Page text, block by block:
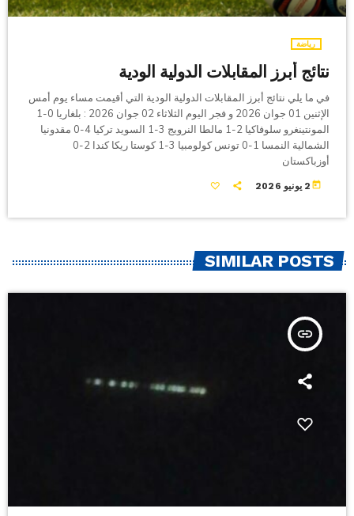
رياضة
نتائج أبرز المقابلات الدولية الودية
في ما يلي نتائج أبرز المقابلات الدولية الودية التي أقيمت مساء يوم أمس
الإثنين 01 جوان 2026 و فجر اليوم الثلاثاء 02 جوان 2026 : بلغاريا 0-1
المونتينغرو سلوفاكيا 2-1 مالطا النرويج 3-1 السويد تركيا 4-0 مقدونيا
الشمالية النمسا 1-0 تونس كولومبيا 3-1 كوستا ريكا كندا 2-0
أوزباكستان
today 2 يونيو 2026
SIMILAR POSTS
insert_link